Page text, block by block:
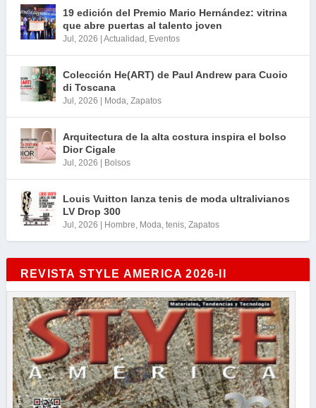
19 edición del Premio Mario Hernández: vitrina
que abre puertas al talento joven
Jul, 2026 Actualidad , Eventos
Colección He(ART) de Paul Andrew para Cuoio
di Toscana
Jul, 2026 Moda, Zapatos
Arquitectura de la alta costura inspira el bolso
Dior Cigale
Jul, 2026 Bolsos
Louis Vuitton lanza tenis de moda ultralivianos
LV Drop 300
Jul, 2026 Hombre, Moda, tenis, Zapatos
REVISTA STYLE AMERICA 2026-II